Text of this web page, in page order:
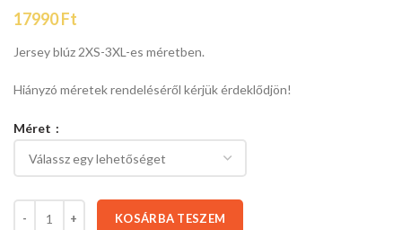
17990Ft
Jersey blúz 2XS-3XL-es méretben.
Hiányzó méretek rendeléséről kérjük érdeklődjön!
Méret
KOSÁRBA TESZEM